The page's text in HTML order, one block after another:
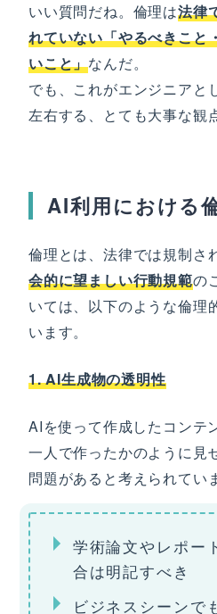
いい質問だね。倫理は法律
れていない「やるべきこと
いこと」なんだ。
でも、これがエンジニアと
左右する、とても大事な観
AI利用における
倫理とは、法律では規制さ
会的に望ましい行動規範の
いては、以下のような倫理
います。
1. AI生成物の透明性
AIを使って作成したコンテ
一人で作ったかのように見
問題があると考えられてい
学術論文やレポー
合は明記すべき
ビジネスシーンで